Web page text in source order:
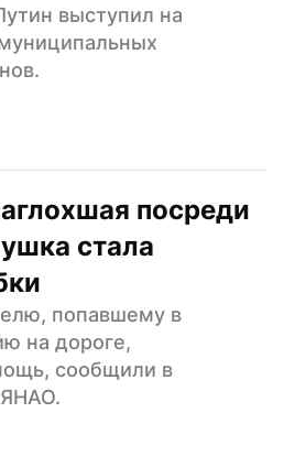
выступил на
посреди
стала
попавшему в
на дороге,
сообщили в
ЯНАО.